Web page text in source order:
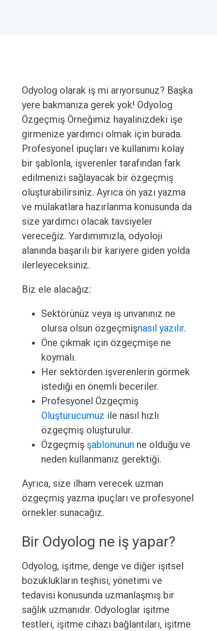
Odyolog olarak iş mi arıyorsunuz? Başka
yere bakmanıza gerek yok! Odyolog
Özgeçmiş Örneğimiz hayalinizdeki işe
girmenize yardımcı olmak için burada.
Profesyonel ipuçları ve kullanımı kolay
bir şablonla, işverenler tarafından fark
edilmenizi sağlayacak bir özgeçmiş
oluşturabilirsiniz. Ayrıca ön yazı yazma
ve mülakatlara hazırlanma konusunda da
size yardımcı olacak tavsiyeler
vereceğiz. Yardımımızla, odyoloji
alanında başarılı bir kariyere giden yolda
ilerleyeceksiniz.
Biz ele alacağız:
Sektörünüz veya iş unvanınız ne
olursa olsun özgeçmişnasıl yazılır.
Öne çıkmak için özgeçmişe ne
koymalı.
Her sektörden işverenlerin görmek
istediği en önemli beceriler.
Profesyonel Özgeçmiş
Oluşturucumuz ile nasıl hızlı
özgeçmiş oluşturulur.
Özgeçmiş şablonunun ne olduğu ve
neden kullanmanız gerektiği.
Ayrıca, size ilham verecek uzman
özgeçmiş yazma ipuçları ve profesyonel
örnekler sunacağız.
Bir Odyolog ne iş yapar?
Odyolog, işitme, denge ve diğer işitsel
bozuklukların teşhisi, yönetimi ve
tedavisi konusunda uzmanlaşmış bir
sağlık uzmanıdır. Odyologlar işitme
testleri, işitme cihazı bağlantıları, işitme